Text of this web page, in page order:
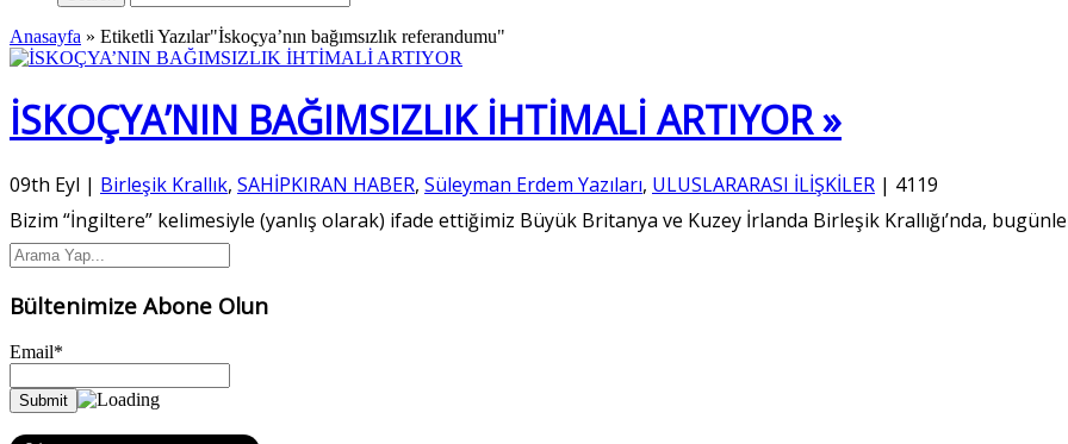
Anasayfa » Etiketli Yazılar"İskoçya’nın bağımsızlık referandumu"
İSKOÇYA’NIN BAĞIMSIZLIK İHTİMALİ ARTIYOR »
09th Eyl | Birleşik Krallık, SAHİPKIRAN HABER, Süleyman Erdem Yazıları, ULUSLARARASI İLİŞKİLER | 4119
Bizim “İngiltere” kelimesiyle (yanlış olarak) ifade ettiğimiz Büyük Britanya ve Kuzey İrlanda Birleşik Krallığı’nda,
Bültenimize Abone Olun
Email*